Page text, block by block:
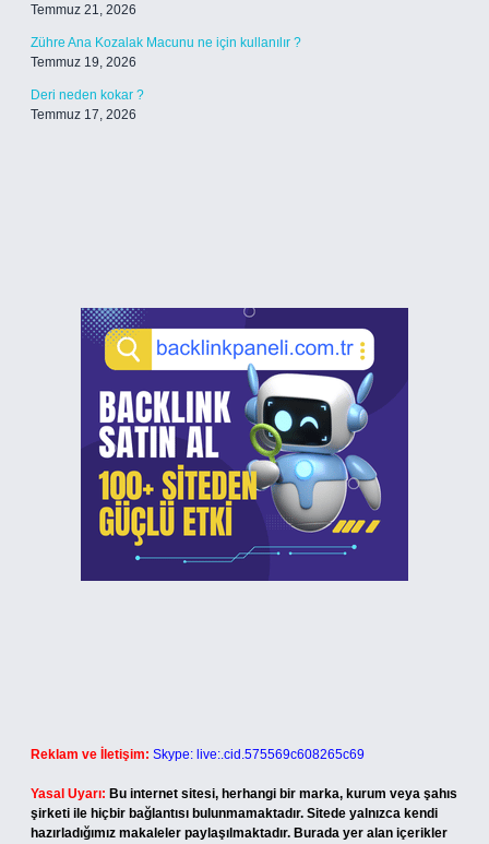
Temmuz 21, 2026
Zühre Ana Kozalak Macunu ne için kullanılır ?
Temmuz 19, 2026
Deri neden kokar ?
Temmuz 17, 2026
Reklam ve İletişim: Skype: live:.cid.575569c608265c69
Yasal Uyarı: Bu internet sitesi, herhangi bir marka, kurum veya şahıs
şirketi ile hiçbir bağlantısı bulunmamaktadır. Sitede yalnızca kendi
hazırladığımız makaleler paylaşılmaktadır. Burada yer alan içerikler